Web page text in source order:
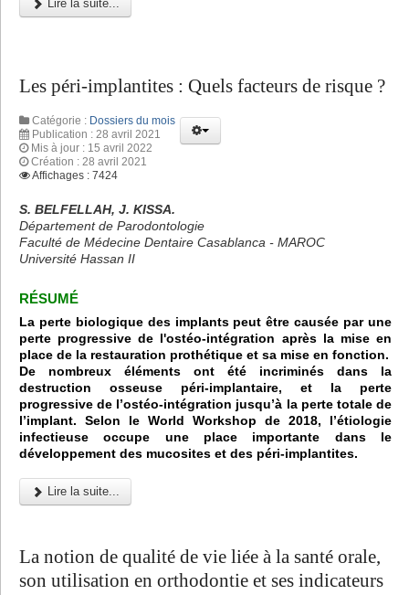
Lire la suite...
Les péri-implantites : Quels facteurs de risque ?
Catégorie : Dossiers du mois
Publication : 28 avril 2021
Mis à jour : 15 avril 2022
Création : 28 avril 2021
Affichages : 7424
S. BELFELLAH, J. KISSA.
Département de Parodontologie
Faculté de Médecine Dentaire Casablanca - MAROC
Université Hassan II
RÉSUMÉ
La perte biologique des implants peut être causée par une
perte progressive de l'ostéo-intégration après la mise en
place de la restauration prothétique et sa mise en fonction.
De nombreux éléments ont été incriminés dans la
destruction osseuse péri-implantaire, et la perte
progressive de l’ostéo-intégration jusqu’à la perte totale de
l’implant. Selon le World Workshop de 2018, l’étiologie
infectieuse occupe une place importante dans le
développement des mucosites et des péri-implantites.
Lire la suite...
La notion de qualité de vie liée à la santé orale,
son utilisation en orthodontie et ses indicateurs